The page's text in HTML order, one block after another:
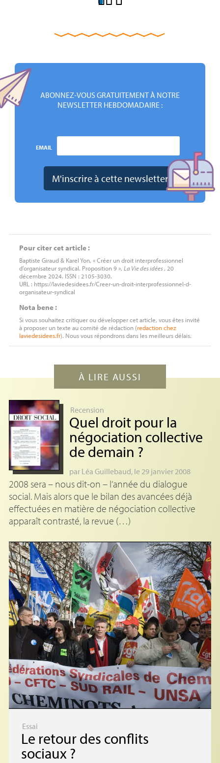
ABONNEZ-VOUS GRATUITEMENT À NOTRE
NEWSLETTER HEBDOMADAIRE :
EMAIL
Pour citer cet article :
Baptiste Giraud & Karel Yon, « Créer un droit interprofessionnel
d’organisateur syndical. Proposition 9 », La Vie des idées, 20
décembre 2024. ISSN : 2105-3030.
URL : https://laviedesidees.fr/Creer-un-droit-interprofessionnel-d-
organisateur-syndical
Nota bene :
Si vous souhaitez critiquer ou développer cet article, vous êtes invité
à proposer un texte au comité de rédaction (redactionchez
laviedesidees.fr). Nous vous répondrons dans les meilleurs délais.
À LIRE AUSSI
Recension
Quel droit pour la
négociation collective
de demain ?
par Léa Guillebaud, le 29 janvier 2008
2008 sera – nous dit-on – l’année du dialogue
social. Mais alors que le bilan des avancées déjà
effectuées en matière de négociation collective
apparaît contrasté, la revue (…)
Essai
Le retour des conflits
sociaux?